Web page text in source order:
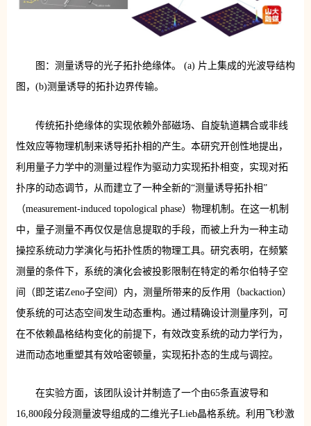
图：测量诱导的光子拓扑绝缘体。 (a) 片上集成的光波导结构
图，(b)测量诱导的拓扑边界传输。
传统拓扑绝缘体的实现依赖外部磁场、自旋轨道耦合或非线
性效应等物理机制来诱导拓扑相的产生。本研究开创性地提出，
利用量子力学中的测量过程作为驱动力实现拓扑相变，实现对拓
扑序的动态调节，从而建立了一种全新的“测量诱导拓扑相”
（measurement-induced topological phase）物理机制。在这一机制
中，量子测量不再仅仅是信息提取的手段，而被上升为一种主动
操控系统动力学演化与拓扑性质的物理工具。研究表明，在频繁
测量的条件下，系统的演化会被投影限制在特定的希尔伯特子空
间（即芝诺Zeno子空间）内，测量所带来的反作用（backaction）
使系统的可达态空间发生动态重构。通过精确设计测量序列，可
在不依赖晶格结构变化的前提下，有效改变系统的动力学行为，
进而动态地重塑其有效哈密顿量，实现拓扑态的生成与调控。
在实验方面，该团队设计并制造了一个由65条直波导和
16,800段分段测量波导组成的二维光子Lieb晶格系统。利用飞秒激